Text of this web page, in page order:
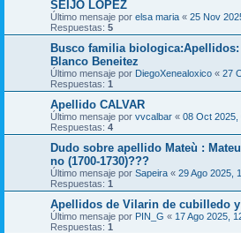
SEIJO LOPEZ
Último mensaje por elsa maria « 25 Nov
Respuestas: 5
Busco familia biologica:Apellidos:
Blanco Beneitez
Último mensaje por DiegoXenealoxico « 27
Respuestas: 1
Apellido CALVAR
Último mensaje por vvcalbar « 08 Oct 2025,
Respuestas: 4
Dudo sobre apellido Mateù :
no (1700-1730)???
Último mensaje por Sapeira « 29 Ago 2025,
Respuestas: 1
Apellidos de Vilarin de cubilledo
Último mensaje por PIN_G « 17 Ago 2025,
Respuestas: 1